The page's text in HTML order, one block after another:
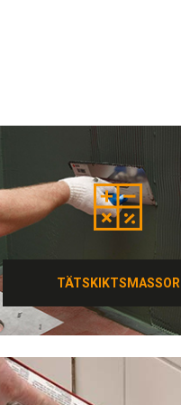
TÄTSKIKTSMASSOR
TÄTSKIKTSMASSOR